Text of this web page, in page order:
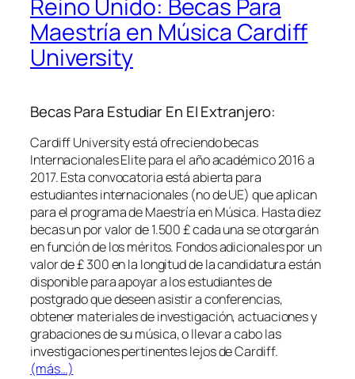
Reino Unido: Becas Para
Maestría en Música Cardiff
University
Becas Para Estudiar En El Extranjero:
Cardiff University está ofreciendo becas
Internacionales Elite para el año académico 2016 a
2017. Esta convocatoria está abierta para
estudiantes internacionales (no de UE) que aplican
para el programa de Maestría en Música. Hasta diez
becas un por valor de 1.500 £ cada una se otorgarán
en función de los méritos. Fondos adicionales por un
valor de £ 300 en la longitud de la candidatura están
disponible para apoyar a los estudiantes de
postgrado que deseen asistir a conferencias,
obtener materiales de investigación, actuaciones y
grabaciones de su música, o llevar a cabo las
investigaciones pertinentes lejos de Cardiff.
(más…)